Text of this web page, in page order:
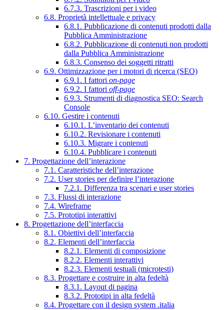
6.7.3. Trascrizioni per i video
6.8. Proprietà intellettuale e privacy
6.8.1. Pubblicazione di contenuti prodotti dalla
Pubblica Amministrazione
6.8.2. Pubblicazione di contenuti non prodotti
dalla Pubblica Amministrazione
6.8.3. Consenso dei soggetti ritratti
6.9. Ottimizzazione per i motori di ricerca (SEO)
6.9.1. I fattori on-page
6.9.2. I fattori off-page
6.9.3. Strumenti di diagnostica SEO: Search
Console
6.10. Gestire i contenuti
6.10.1. L’inventario dei contenuti
6.10.2. Revisionare i contenuti
6.10.3. Migrare i contenuti
6.10.4. Pubblicare i contenuti
7. Progettazione dell’interazione
7.1. Caratteristiche dell’interazione
7.2. User stories per definire l’interazione
7.2.1. Differenza tra scenari e user stories
7.3. Flussi di interazione
7.4. Wireframe
7.5. Prototipi interattivi
8. Progettazione dell’interfaccia
8.1. Obiettivi dell’interfaccia
8.2. Elementi dell’interfaccia
8.2.1. Elementi di composizione
8.2.2. Elementi interattivi
8.2.3. Elementi testuali (microtesti)
8.3. Progettare e costruire in alta fedeltà
8.3.1. Layout di pagina
8.3.2. Prototipi in alta fedeltà
8.4. Progettare con il design system .italia